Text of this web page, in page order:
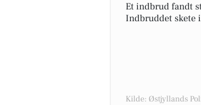
Et indbrud fandt
Indbruddet skete
Kilde: Østjyllands